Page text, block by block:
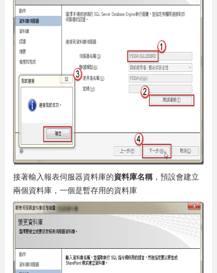
接著輸入報表伺服器資料庫的資料庫名稱 ，預設會建立
兩個資料庫，一個是暫存用的資料庫